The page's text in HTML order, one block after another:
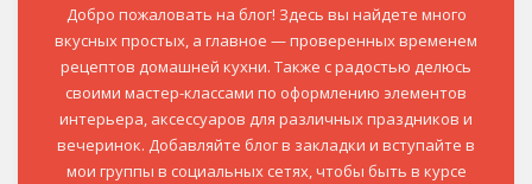
Добро пожаловать на блог! Здесь вы найдете много
вкусных простых, а главное — проверенных временем
рецептов домашней кухни. Также с радостью делюсь
своими мастер-классами по оформлению элементов
интерьера, аксессуаров для различных праздников и
вечеринок. Добавляйте блог в закладки и вступайте в
мои группы в социальных сетях, чтобы быть в курсе